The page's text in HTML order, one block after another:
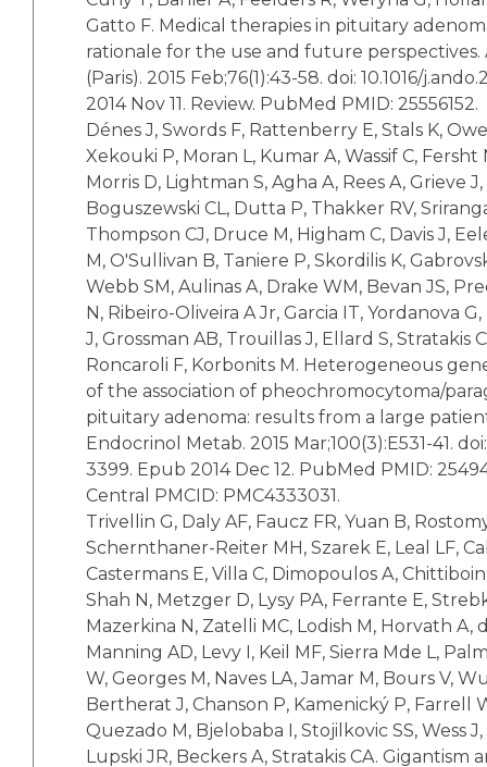
Gatto F. Medical therapies in pituitary
rationale for the use and future perspectives.
(Paris). 2015 Feb;76(1):43-58. doi: 10.1016/
2014 Nov 11. Review. PubMed PMID: 25556152.
Dénes J, Swords F, Rattenberry E, Stals K,
Xekouki P, Moran L, Kumar A, Wassif C, Fersht
Morris D, Lightman S, Agha A, Rees A, Grieve
Boguszewski CL, Dutta P, Thakker RV,
Thompson CJ, Druce M, Higham C, Davis J,
M, O'Sullivan B, Taniere P, Skordilis K,
Webb SM, Aulinas A, Drake WM, Bevan JS,
N, Ribeiro-Oliveira A Jr, Garcia IT, Yordanova
J, Grossman AB, Trouillas J, Ellard S, Stratakis
Roncaroli F, Korbonits M. Heterogeneous
of the association of pheochromocytoma/
pituitary adenoma: results from a large
Endocrinol Metab. 2015 Mar;100(3):E531-41. doi:
3399. Epub 2014 Dec 12. PubMed PMID:
Central PMCID: PMC4333031.
Trivellin G, Daly AF, Faucz FR, Yuan B,
Schernthaner-Reiter MH, Szarek E, Leal LF,
Castermans E, Villa C, Dimopoulos A,
Shah N, Metzger D, Lysy PA, Ferrante E,
Mazerkina N, Zatelli MC, Lodish M, Horvath A,
Manning AD, Levy I, Keil MF, Sierra Mde L,
W, Georges M, Naves LA, Jamar M, Bours V,
Bertherat J, Chanson P, Kamenický P, Farrell
Quezado M, Bjelobaba I, Stojilkovic SS, Wess J,
Lupski JR, Beckers A, Stratakis CA. Gigantism